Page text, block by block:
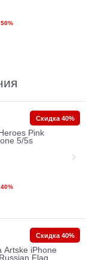
50%
Pink
5/5s
40%
Скидка 40%
Artske iPhone
Flag
Скидка 40%